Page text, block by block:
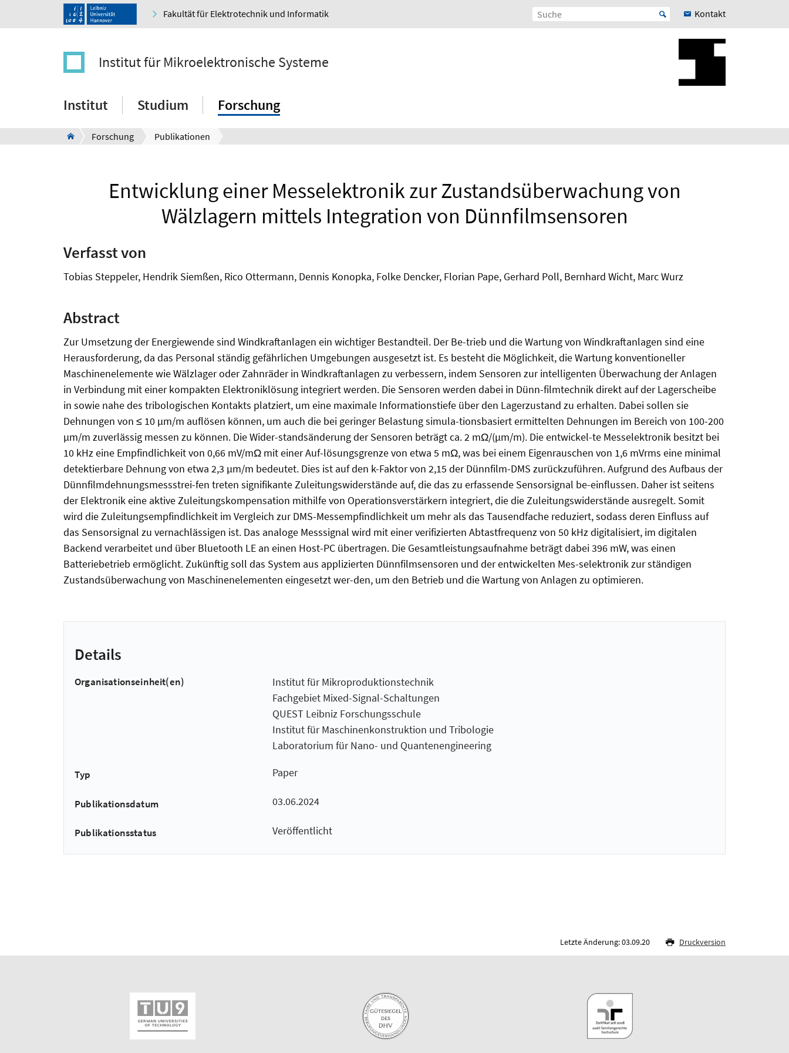
Fakultät für Elektrotechnik und Informatik Kontakt
Institut für Mikroelektronische Systeme
Institut Studium Forschung
Forschung Publikationen
Entwicklung einer Messelektronik zur Zustandsüberwachung von
Wälzlagern mittels Integration von Dünnfilmsensoren
Verfasst von
Tobias Steppeler, Hendrik Siemßen, Rico Ottermann, Dennis Konopka, Folke Dencker, Florian Pape, Gerhard Poll, Bernhard Wicht, Marc Wurz
Abstract
Zur Umsetzung der Energiewende sind Windkraftanlagen ein wichtiger Bestandteil. Der Be-trieb und die Wartung von Windkraftanlagen sind eine
Herausforderung, da das Personal ständig gefährlichen Umgebungen ausgesetzt ist. Es besteht die Möglichkeit, die Wartung konventioneller
Maschinenelemente wie Wälzlager oder Zahnräder in Windkraftanlagen zu verbessern, indem Sensoren zur intelligenten Überwachung der Anlagen
in Verbindung mit einer kompakten Elektroniklösung integriert werden. Die Sensoren werden dabei in Dünn-filmtechnik direkt auf der Lagerscheibe
in sowie nahe des tribologischen Kontakts platziert, um eine maximale Informationstiefe über den Lagerzustand zu erhalten. Dabei sollen sie
Dehnungen von ≤ 10 µm/m auflösen können, um auch die bei geringer Belastung simula-tionsbasiert ermittelten Dehnungen im Bereich von 100-200
µm/m zuverlässig messen zu können. Die Wider-standsänderung der Sensoren beträgt ca. 2 mΩ/(µm/m). Die entwickel-te Messelektronik besitzt bei
10 kHz eine Empfindlichkeit von 0,66 mV/mΩ mit einer Auf-lösungsgrenze von etwa 5 mΩ, was bei einem Eigenrauschen von 1,6 mVrms eine minimal
detektierbare Dehnung von etwa 2,3 µm/m bedeutet. Dies ist auf den k-Faktor von 2,15 der Dünnfilm-DMS zurückzuführen. Aufgrund des Aufbaus der
Dünnfilmdehnungsmessstrei-fen treten signifikante Zuleitungswiderstände auf, die das zu erfassende Sensorsignal be-einflussen. Daher ist seitens
der Elektronik eine aktive Zuleitungskompensation mithilfe von Operationsverstärkern integriert, die die Zuleitungswiderstände ausregelt. Somit
wird die Zuleitungsempfindlichkeit im Vergleich zur DMS-Messempfindlichkeit um mehr als das Tausendfache reduziert, sodass deren Einfluss auf
das Sensorsignal zu vernachlässigen ist. Das analoge Messsignal wird mit einer verifizierten Abtastfrequenz von 50 kHz digitalisiert, im digitalen
Backend verarbeitet und über Bluetooth LE an einen Host-PC übertragen. Die Gesamtleistungsaufnahme beträgt dabei 396 mW, was einen
Batteriebetrieb ermöglicht. Zukünftig soll das System aus applizierten Dünnfilmsensoren und der entwickelten Mes-selektronik zur ständigen
Zustandsüberwachung von Maschinenelementen eingesetzt wer-den, um den Betrieb und die Wartung von Anlagen zu optimieren.
Details
Organisationseinheit(en)
Institut für Mikroproduktionstechnik
Fachgebiet Mixed-Signal-Schaltungen
QUEST Leibniz Forschungsschule
Institut für Maschinenkonstruktion und Tribologie
Laboratorium für Nano- und Quantenengineering
Typ Paper
Publikationsdatum 03.06.2024
Publikationsstatus Veröffentlicht
Letzte Änderung: 03.09.20 Druckversion